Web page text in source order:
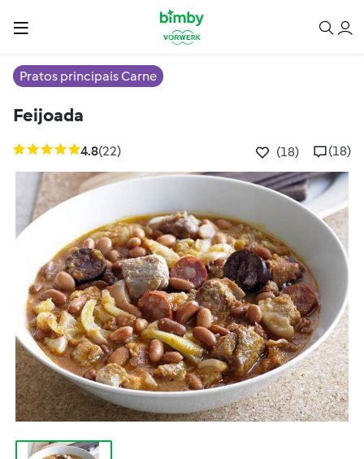
Pratos principais Carne
Feijoada
4.8(22) (18) (18)